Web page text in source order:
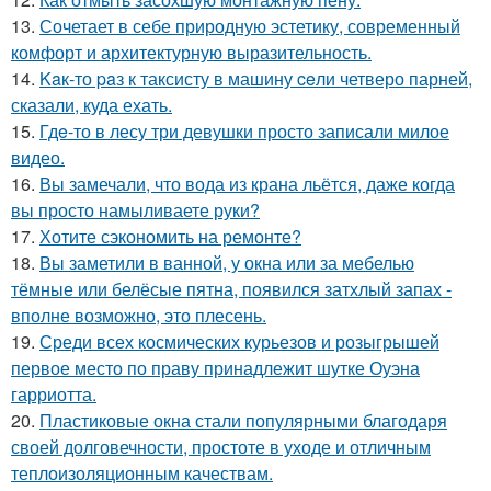
13. Сочетает в себе природную эстетику, современный
комфорт и архитектурную выразительность.
14. Kaк-то paз к таксисту в машину ceли четверо парней,
сказали, куда ехать.
15. Гдe-то в лесу три девушки просто записали милое
видео.
16. Вы замечали, что вода из крана льётся, даже когда
вы просто намыливаете руки?
17. Хотите сэкономить на ремонте?
18. Вы заметили в ванной, у окна или за мебелью
тёмные или белёсые пятна, появился затхлый запах -
вполне возможно, это плесень.
19. Среди всех космических курьезов и розыгрышей
первое место по праву принадлежит шутке Оуэна
гарриотта.
20. Пластиковые окна стали популярными благодаря
своей долговечности, простоте в уходе и отличным
теплоизоляционным качествам.